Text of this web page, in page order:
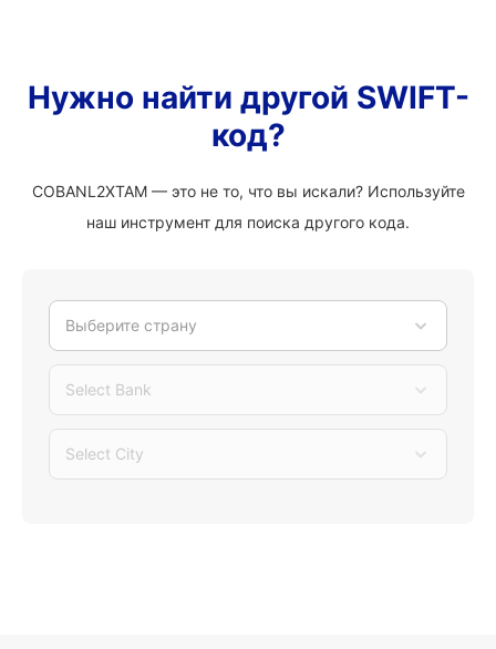
Нужно найти другой SWIFT-
код?
COBANL2XTAM — это не то, что вы искали? Используйте
наш инструмент для поиска другого кода.
Выберите страну
Select Bank
Select City